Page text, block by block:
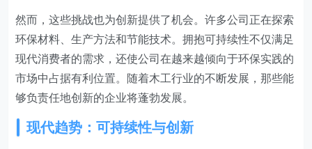
然而，这些挑战也为创新提供了机会。许多公司正在探索
环保材料、生产方法和节能技术。拥抱可持续性不仅满足
现代消费者的需求，还使公司在越来越倾向于环保实践的
市场中占据有利位置。随着木工行业的不断发展，那些能
够负责任地创新的企业将蓬勃发展。
现代趋势：可持续性与创新